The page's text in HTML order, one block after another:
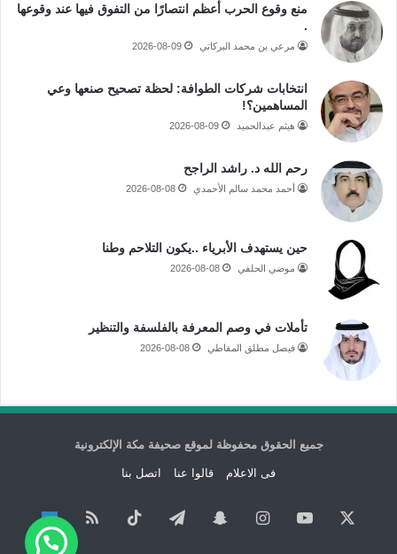
منع وقوع الحرب أعظم انتصارًا من التفوق فيها عند وقوعها
.
مرعي بن محمد البركاتي 2026-08-09
انتخابات شركات الطوافة: لحظة تصحيح صنعها وعي
المساهمين؟!
هيثم عبدالحميد 2026-08-09
رحم الله د. راشد الراجح
أحمد محمد سالم الأحمدي 2026-08-08
حين يستهدف الأبرياء ..يكون التلاحم وطنا
موضي الحلفي 2026-08-08
تأملات في وصم المعرفة بالفلسفة والتنظير
فيصل مطلق المقاطي 2026-08-08
جميع الحقوق محفوظة لموقع صحيفة مكة الإلكترونية
فى الاعلام قالوا عنا اتصل بنا
‫YouTubeانستقرامسناب تيلقرام ‫TikTok ملخص